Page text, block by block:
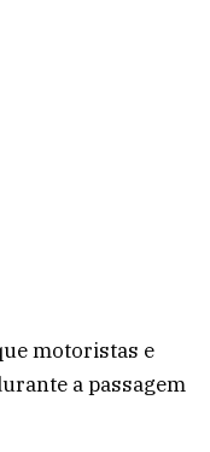
motoristas e
a passagem